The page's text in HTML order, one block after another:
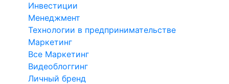
Инвестиции
Менеджмент
Технологии в предпринимательстве
Маркетинг
Все Маркетинг
Видеоблоггинг
Личный бренд